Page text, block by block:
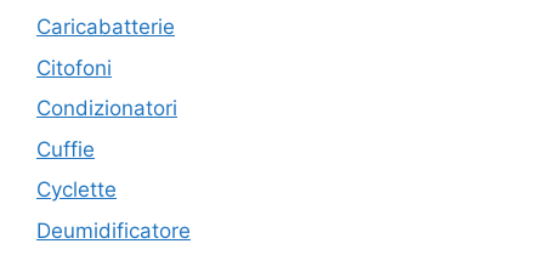
Caricabatterie
Citofoni
Condizionatori
Cuffie
Cyclette
Deumidificatore